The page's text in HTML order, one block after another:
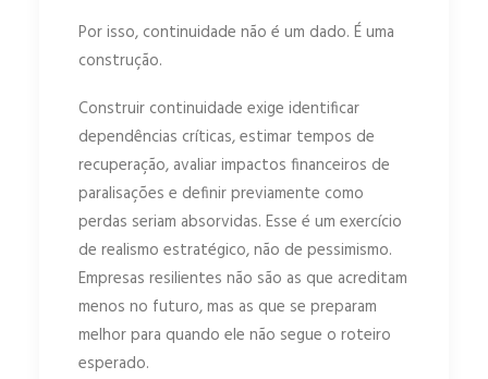
Por isso, continuidade não é um dado. É uma
construção.
Construir continuidade exige identificar
dependências críticas, estimar tempos de
recuperação, avaliar impactos financeiros de
paralisações e definir previamente como
perdas seriam absorvidas. Esse é um exercício
de realismo estratégico, não de pessimismo.
Empresas resilientes não são as que acreditam
menos no futuro, mas as que se preparam
melhor para quando ele não segue o roteiro
esperado.